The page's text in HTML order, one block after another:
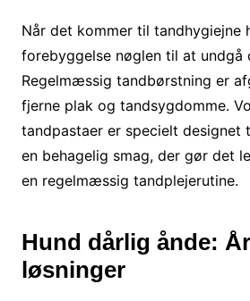
Når det kommer til tandhygiejne
forebyggelse nøglen til at undgå
Regelmæssig tandbørstning er
fjerne plak og tandsygdomme.
tandpastaer er specielt designet
en behagelig smag, der gør det
en regelmæssig tandplejerutine.
Hund dårlig ånde:
løsninger